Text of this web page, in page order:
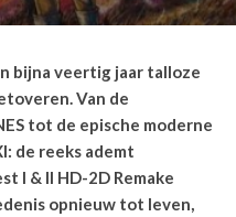
bijna veertig jaar talloze
Van de
tot de epische moderne
de reeks ademt
I & II HD-2D Remake
opnieuw tot leven,